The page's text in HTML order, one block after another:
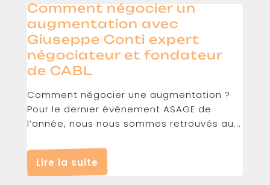
Comment négocier un
augmentation avec
Giuseppe Conti expert
négociateur et fondateur
de CABL
Comment négocier une augmentation ?
Pour le dernier événement ASAGE de
l’année, nous nous sommes retrouvés au...
Lire la suite